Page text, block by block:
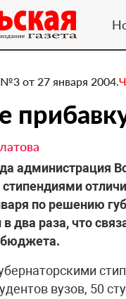
№3 от 27 января 2004.
администрация
по решению
в два раза, что
бюджета.
вузов, 50